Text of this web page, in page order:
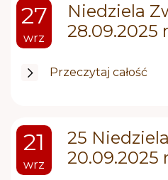
27
wrz
Niedziela
28.09.2025
Przeczytaj całość
21
wrz
25
20.09.2025